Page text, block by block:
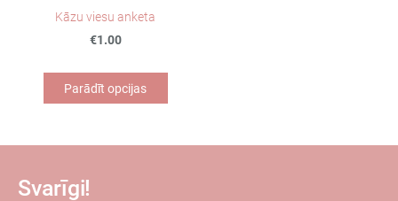
Svarīgi!
Kāzu viesu anketa
€1.00
Parādīt opcijas